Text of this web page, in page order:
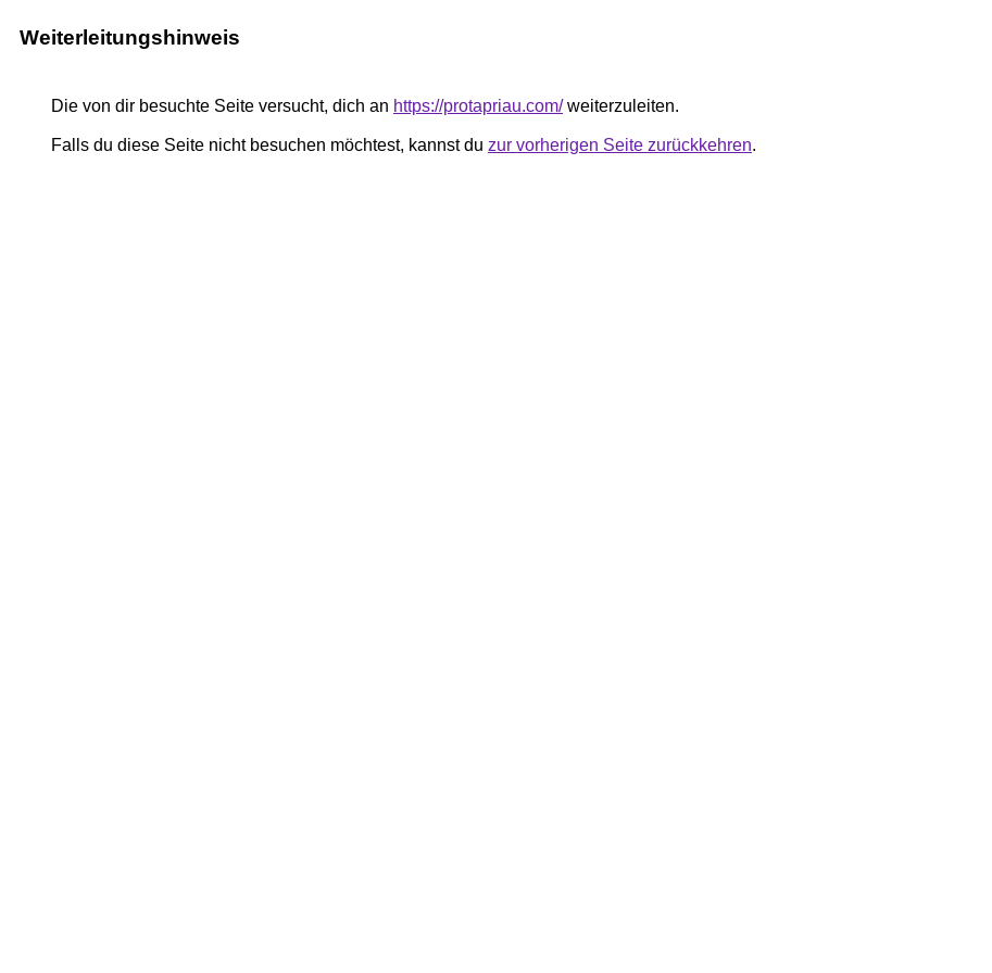
Weiterleitungshinweis
Die von dir besuchte Seite versucht, dich an https://protapriau.com/weiterzuleiten.
Falls du diese Seite nicht besuchen möchtest, kannst du zur vorherigen Seite zurückkehren.